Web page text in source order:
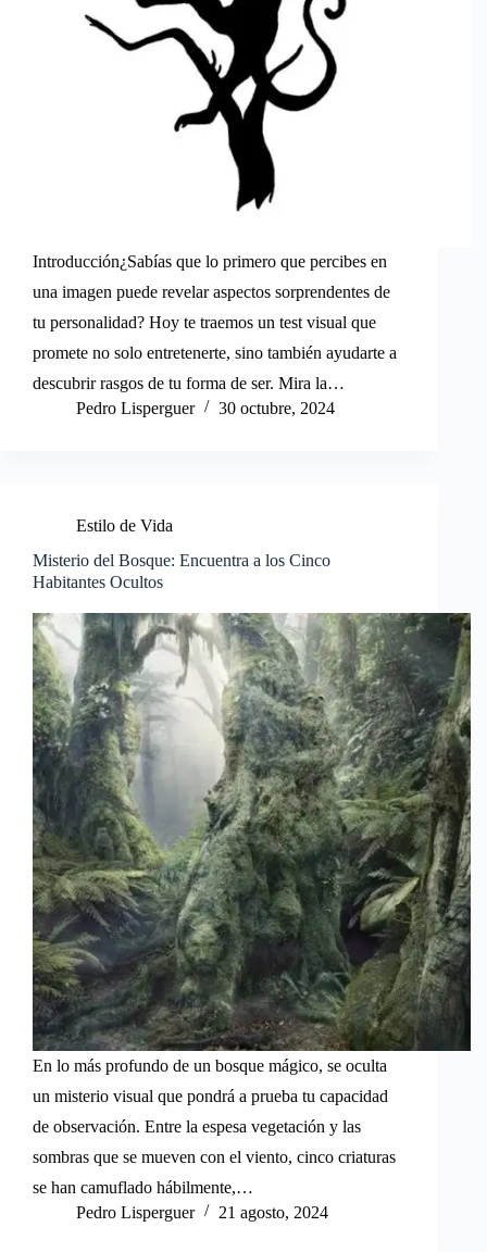
Introducción¿Sabías que lo primero que percibes en
una imagen puede revelar aspectos sorprendentes de
tu personalidad? Hoy te traemos un test visual que
promete no solo entretenerte, sino también ayudarte a
descubrir rasgos de tu forma de ser. Mira la…
Pedro Lisperguer
30 octubre, 2024
Estilo de Vida
Misterio del Bosque: Encuentra a los Cinco
Habitantes Ocultos
En lo más profundo de un bosque mágico, se oculta
un misterio visual que pondrá a prueba tu capacidad
de observación. Entre la espesa vegetación y las
sombras que se mueven con el viento, cinco criaturas
se han camuflado hábilmente,…
Pedro Lisperguer
21 agosto, 2024